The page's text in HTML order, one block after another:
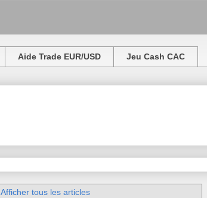
Aide Trade EUR/USD Jeu Cash CAC
Afficher tous les articles